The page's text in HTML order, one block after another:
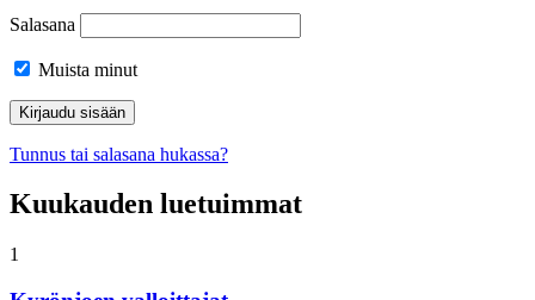
Salasana
Muista minut
Tunnus tai salasana hukassa?
Kuukauden luetuimmat
1